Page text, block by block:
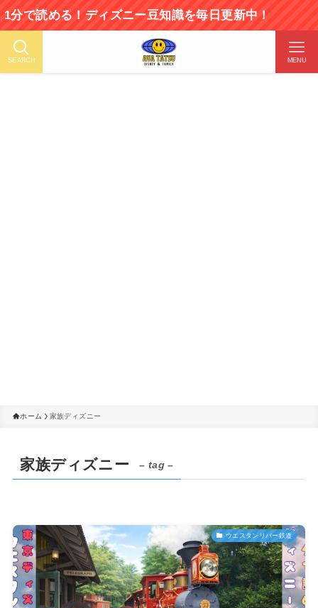
る！ディズニー豆知識を毎日更新中！
SEARCH MENU
ホーム 家族ディズニー
家族ディズニー – tag –
ウエスタンリバー鉄道